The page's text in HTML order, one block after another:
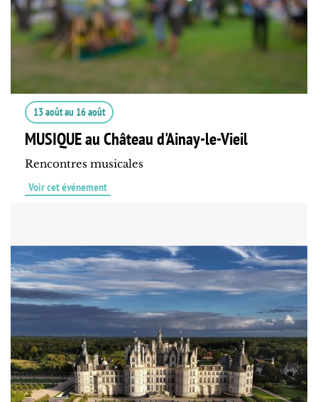
13 aoûtau 16 août
MUSIQUE au Château d'Ainay-le-Vieil
Rencontres musicales
Voir cet événement